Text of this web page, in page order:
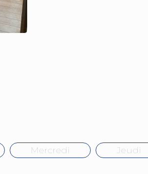
Mercredi Jeudi